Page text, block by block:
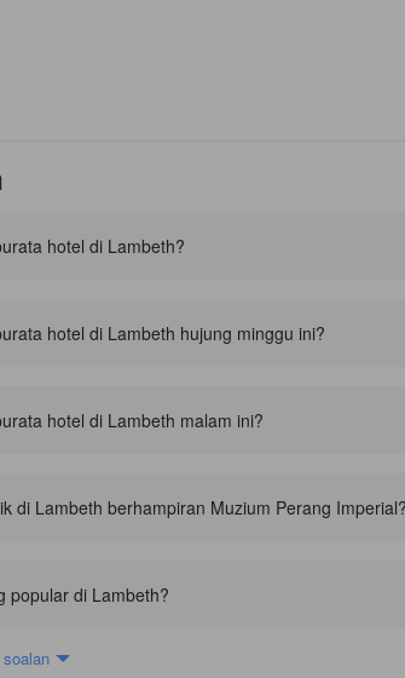
hotel di Lambeth?
hotel di Lambeth hujung minggu ini?
hotel di Lambeth malam ini?
di Lambeth berhampiran Muzium Perang Imperial?
popular di Lambeth?